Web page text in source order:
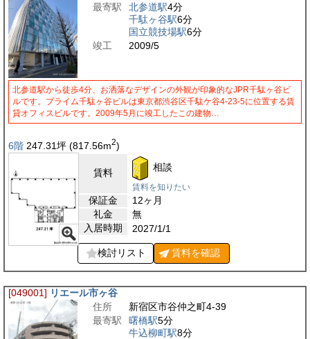
最寄駅
北参道駅4分
千駄ヶ谷駅6分
国立競技場駅6分
竣工
2009/5
北参道駅から徒歩4分、お洒落なデザインの外観が印象的なJPR千駄ヶ谷ビ
ルです。プライム千駄ヶ谷ビルは東京都渋谷区千駄ケ谷4-23-5に位置する賃
貸オフィスビルです。2009年5月に竣工したこの建物…
6階 247.31坪 (817.56m2)
賃料 相談
賃料を知りたい
保証金
12ヶ月
礼金
無
入居時期
2027/1/1
検討リスト 賃料を確認
[049001] リエール市ヶ谷
住所
新宿区市谷仲之町4-39
最寄駅
曙橋駅5分
牛込柳町駅8分